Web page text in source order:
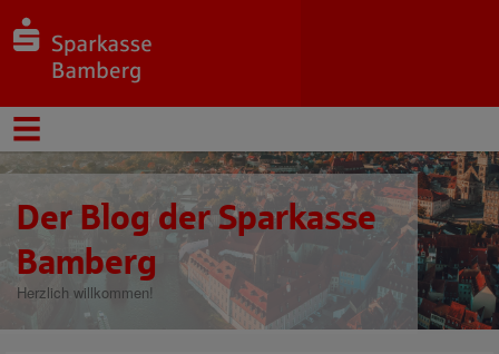
Der Blog der Sparkasse
Bamberg
Herzlich willkommen!